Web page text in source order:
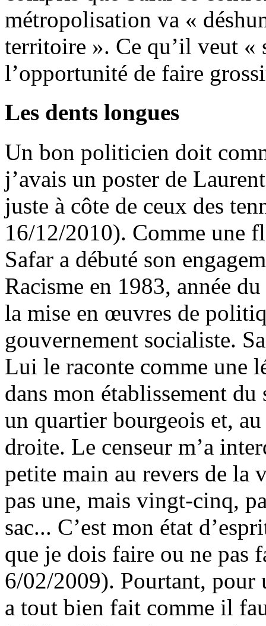
métropolisation va «
territoire ». Ce qu’il veut «
l’opportunité de faire
Les dents longues
Un bon politicien doit
j’avais un poster de
juste à côte de ceux des
16/12/2010). Comme une
Safar a débuté son
Racisme en 1983, année
la mise en œuvres de
gouvernement socialiste.
Lui le raconte comme une
dans mon établissement
un quartier bourgeois et,
droite. Le censeur m’a
petite main au revers de la
pas une, mais vingt-cinq,
sac... C’est mon état
que je dois faire ou ne pas
6/02/2009). Pourtant, pour
a tout bien fait comme il